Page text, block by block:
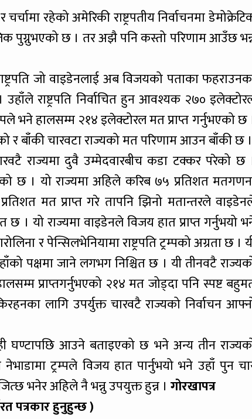
रहेको अमेरिकी राष्ट्रपतीय निर्वाचनमा
पुग्नुभएको छ । तर अझै पनि कस्तो परिणाम आउँछ
जो वाइडेनलाई अब विजयको पताका
राष्ट्रपति निर्वाचित हुन आवश्यक २७०
भने हालसम्म २१४ इलेक्टोरल मत प्राप्त गर्नुभएको छ
बाँकी चारवटा राज्यको मत परिणाम आउन बाँकी छ ।
राज्यमा दुवै उम्मेदवारबीच कडा टक्कर परेको छ
छ । यो राज्यमा अहिले करिब ७५ प्रतिशत
मत प्राप्त गरे तापनि झिनो मतान्तरले
। यो राज्यमा वाइडेनले विजय हात प्राप्त गर्नुभयो
र पेन्सिलभेनियामा राष्ट्रपति ट्रम्पको अग्रता छ ।
पक्षमा जाने लगभग निश्चित छ । यी तीनवटै
प्राप्तगर्नुभएको २१४ मत जोड्दा पनि स्पष्ट
लागि उपर्युक्त चारवटै राज्यको निर्वाचन
घण्टापछि आउने बताइएको छ भने अन्य तीन
ट्रम्पले विजय हात पार्नुभयो भने उहाँ पुन
भनेर अहिले नै भन्नु उपयुक्त हुन्न । गोरखापत्र
पत्रकार हुनुहुन्छ )